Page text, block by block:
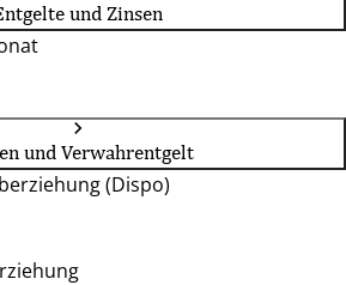
und Zinsen
und Verwahrentgelt
(Dispo)